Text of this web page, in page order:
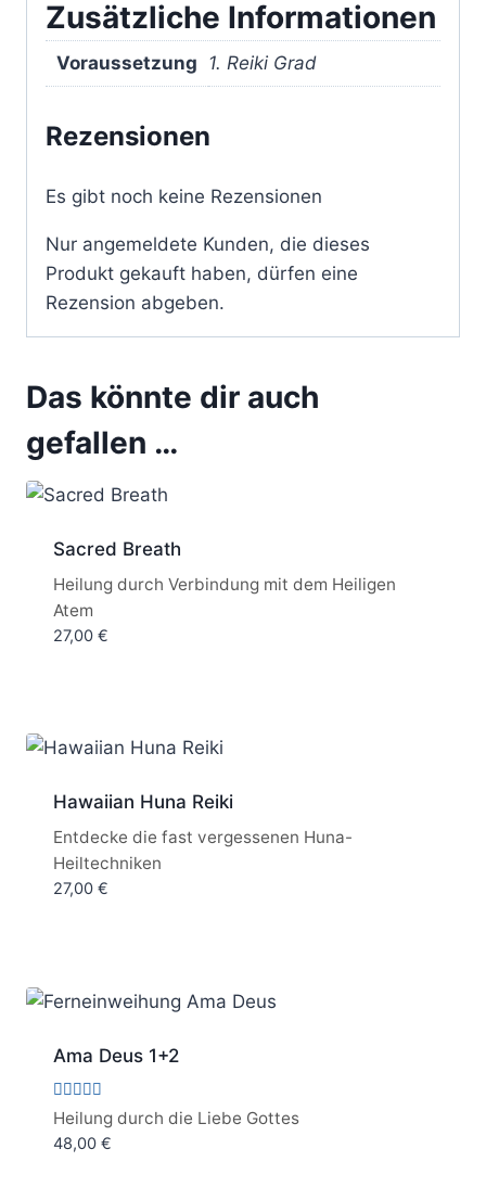
Zusätzliche Informationen
Voraussetzung 1. Reiki Grad
Rezensionen
Es gibt noch keine Rezensionen
Nur angemeldete Kunden, die dieses
Produkt gekauft haben, dürfen eine
Rezension abgeben.
Das könnte dir auch
gefallen …
Sacred Breath
Heilung durch Verbindung mit dem Heiligen
Atem
27,00 €
Hawaiian Huna Reiki
Entdecke die fast vergessenen Huna-
Heiltechniken
27,00 €
Ama Deus 1+2
Bewertet
mit
5.00
Heilung durch die Liebe Gottes
48,00 €